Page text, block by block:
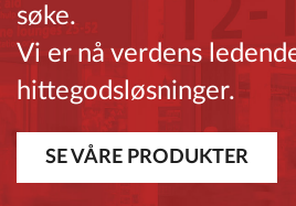
søke.
Vi er nå verdens
hittegodsløsninger.
SE VÅRE PRODUKTER